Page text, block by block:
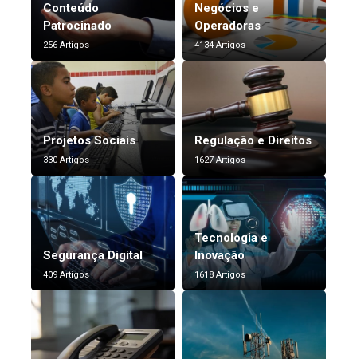
Conteúdo
Patrocinado
256 Artigos
Negócios e
Operadoras
4134 Artigos
Projetos Sociais
330 Artigos
Regulação e Direitos
1627 Artigos
Segurança Digital
409 Artigos
Tecnologia e
Inovação
1618 Artigos